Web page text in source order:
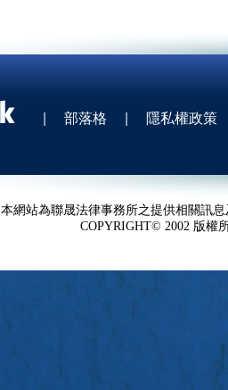
| 部落格 | 隱私權政策
本網站為聯晟法律事務所之提供相關訊
COPYRIGHT© 2002 版權